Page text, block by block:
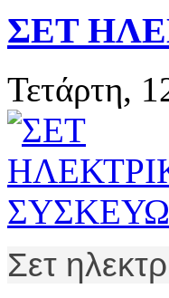
ΣΕΤ
Τετάρτη,
Σετ